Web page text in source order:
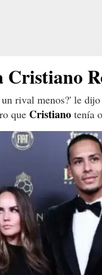
rival menos?' le
que Cristiano tenía